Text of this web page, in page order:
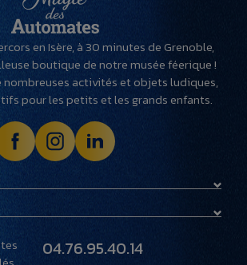
en Isère, à 30 minutes de Grenoble,
boutique de notre musée féerique !
nombreuses activités et objets ludiques,
pour les petits et les grands enfants.
04.76.95.40.14